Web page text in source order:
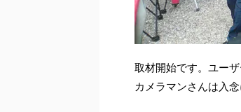
取材開始です。ユー
カメラマンさんは入